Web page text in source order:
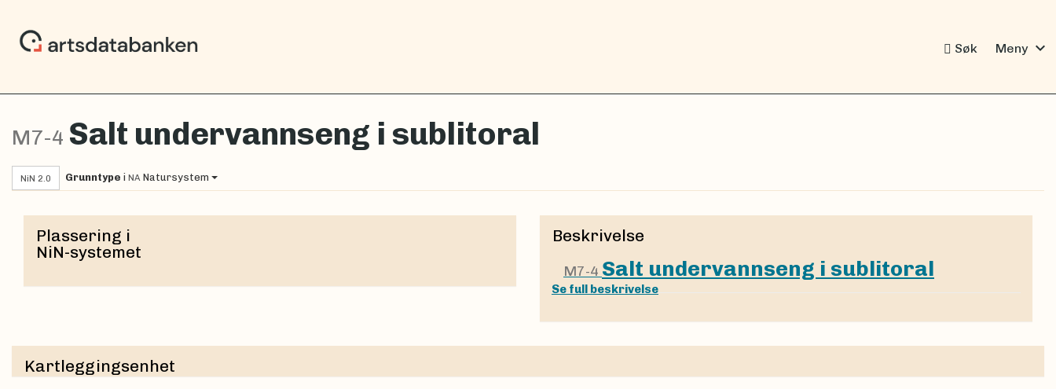
Søk Meny expand_more
M7-4 Salt undervannseng i sublitoral
NiN 2.0 Grunntype i NA Natursystem
Plassering i
NiN-systemet
Beskrivelse
M7-4 Salt undervannseng i sublitoral
Se full beskrivelse
Kartleggingsenhet